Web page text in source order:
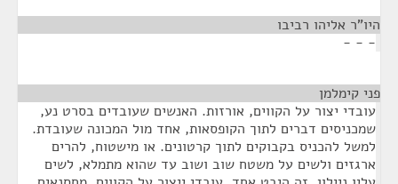
היו"ר אליהו רביבו
- - -
פני קימלמן
עובדי יצור על הקווים, אורזות. האנשים שעובדים בסרט נע,
שמכניסים דברים לתוך הקופסאות, אחד מול המכונה שעובדת.
למשל להכניס בקבוקים לתוך קרטונים. או מישטוח, להרים
ארגזים ולשים על משטח שוב ושוב עד שהוא מתמלא, לשים